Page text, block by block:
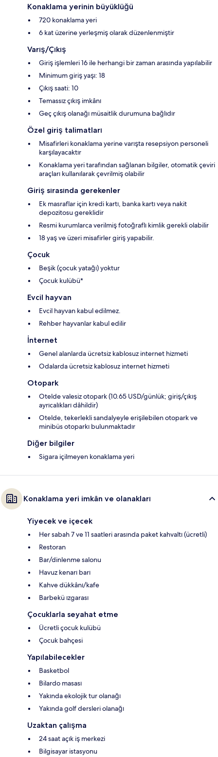
Konaklama yerinin büyüklüğü
720 konaklama yeri
6 kat üzerine yerleşmiş olarak düzenlenmiştir
Varış/Çıkış
Giriş işlemleri 16 ile herhangi bir zaman arasında yapılabilir
Minimum giriş yaşı: 18
Çıkış saati: 10
Temassız çıkış imkânı
Geç çıkış olanağı müsaitlik durumuna bağlıdır
Özel giriş talimatları
Misafirleri konaklama yerine varışta resepsiyon personeli
karşılayacaktır
Konaklama yeri tarafından sağlanan bilgiler, otomatik çeviri
araçları kullanılarak çevrilmiş olabilir
Giriş sırasında gerekenler
Ek masraflar için kredi kartı, banka kartı veya nakit
depozitosu gereklidir
Resmi kurumlarca verilmiş fotoğraflı kimlik gerekli olabilir
18 yaş ve üzeri misafirler giriş yapabilir.
Çocuk
Beşik (çocuk yatağı) yoktur
Çocuk kulübü*
Evcil hayvan
Evcil hayvan kabul edilmez.
Rehber hayvanlar kabul edilir
İnternet
Genel alanlarda ücretsiz kablosuz internet hizmeti
Odalarda ücretsiz kablosuz internet hizmeti
Otopark
Otelde valesiz otopark (10.65 USD/günlük; giriş/çıkış
ayrıcalıkları dâhildir)
Otelde, tekerlekli sandalyeyle erişilebilen otopark ve
minibüs otoparkı bulunmaktadır
Diğer bilgiler
Sigara içilmeyen konaklama yeri
Konaklama yeri imkân ve olanakları
Yiyecek ve içecek
Her sabah 7 ve 11 saatleri arasında paket kahvaltı (ücretli)
Restoran
Bar/dinlenme salonu
Havuz kenarı barı
Kahve dükkânı/kafe
Barbekü ızgarası
Çocuklarla seyahat etme
Ücretli çocuk kulübü
Çocuk bahçesi
Yapılabilecekler
Basketbol
Bilardo masası
Yakında ekolojik tur olanağı
Yakında golf dersleri olanağı
Uzaktan çalışma
24 saat açık iş merkezi
Bilgisayar istasyonu